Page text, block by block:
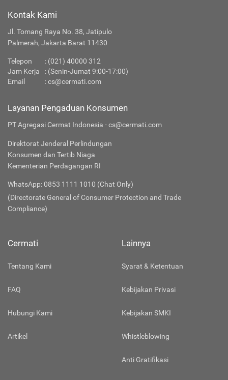
Kontak Kami
Jl. Tomang Raya No. 38, Jatipulo
Palmerah, Jakarta Barat 11430
Telepon : (021) 40000 312
Jam Kerja
: (Senin-Jumat 9:00-17:00)
Email
:cs@cermati.com
Layanan Pengaduan Konsumen
PT Agregasi Cermat Indonesia - cs@cermati.com
Direktorat Jenderal Perlindungan
Konsumen dan Tertib Niaga
Kementerian Perdagangan RI
WhatsApp: 0853 1111 1010 (Chat Only)
(Directorate General of Consumer Protection and Trade
Compliance)
Cermati
Tentang Kami
FAQ
Hubungi Kami
Artikel
Lainnya
Syarat & Ketentuan
Kebijakan Privasi
Kebijakan SMKI
Whistleblowing
Anti Gratifikasi